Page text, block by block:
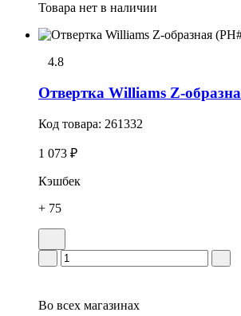
Товара нет в наличии
4.8
Отвертка Williams Z-
Код товара: 261332
1 073 ₽
Кэшбек
+ 75
Во всех магазинах